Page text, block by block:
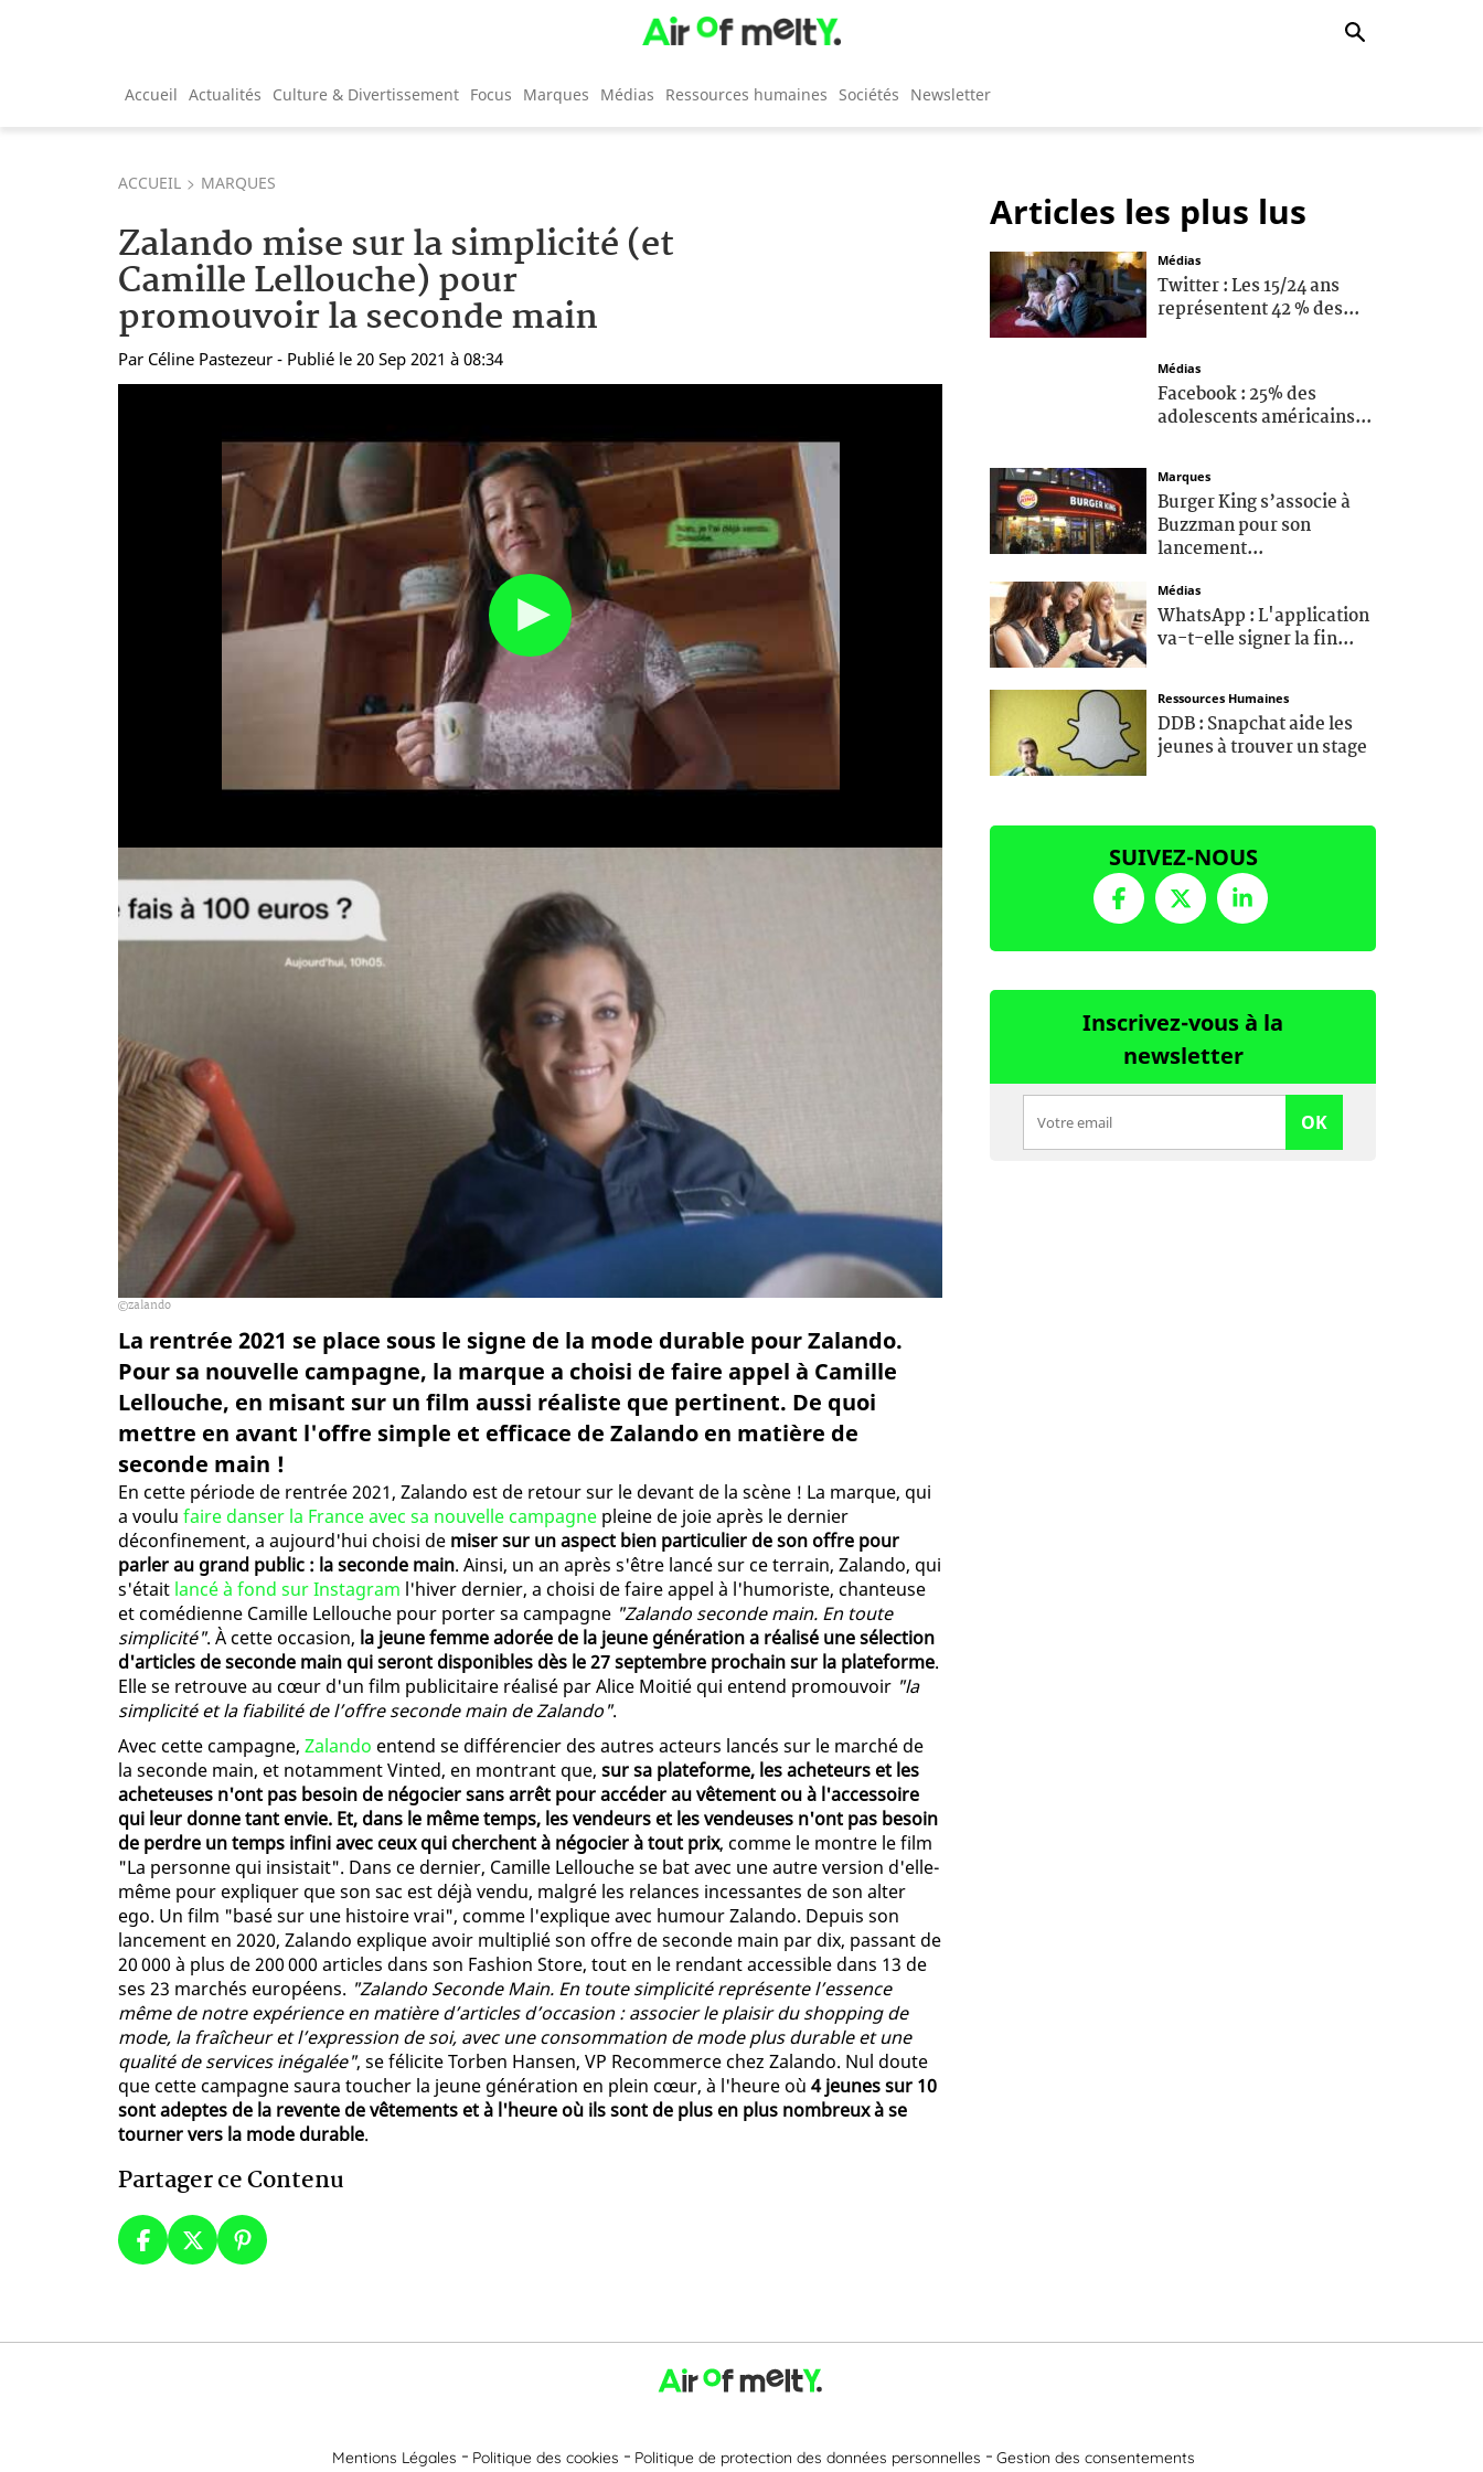
Accueil Actualités Culture & Divertissement Focus Marques Médias Ressources humaines Sociétés Newsletter
ACCUEIL MARQUES
Zalando mise sur la simplicité (et
Camille Lellouche) pour
promouvoir la seconde main
Par Céline Pastezeur - Publié le 20 Sep 2021 à 08:34
zalando
La rentrée 2021 se place sous le signe de la mode durable pour Zalando.
Pour sa nouvelle campagne, la marque a choisi de faire appel à Camille
Lellouche, en misant sur un film aussi réaliste que pertinent. De quoi
mettre en avant l'offre simple et efficace de Zalando en matière de
seconde main !
En cette période de rentrée 2021, Zalando est de retour sur le devant de la scène ! La marque, qui
a voulu faire danser la France avec sa nouvelle campagne pleine de joie après le dernier
déconfinement, a aujourd'hui choisi de miser sur un aspect bien particulier de son offre pour
parler au grand public : la seconde main. Ainsi, un an après s'être lancé sur ce terrain, Zalando, qui
s'était lancé à fond sur Instagram l'hiver dernier, a choisi de faire appel à l'humoriste, chanteuse
et comédienne Camille Lellouche pour porter sa campagne "Zalando seconde main. En toute
simplicité". À cette occasion, la jeune femme adorée de la jeune génération a réalisé une sélection
d'articles de seconde main qui seront disponibles dès le 27 septembre prochain sur la plateforme.
Elle se retrouve au cœur d'un film publicitaire réalisé par Alice Moitié qui entend promouvoir "la
simplicité et la fiabilité de l’offre seconde main de Zalando".
Avec cette campagne, Zalando entend se différencier des autres acteurs lancés sur le marché de
la seconde main, et notamment Vinted, en montrant que, sur sa plateforme, les acheteurs et les
acheteuses n'ont pas besoin de négocier sans arrêt pour accéder au vêtement ou à l'accessoire
qui leur donne tant envie. Et, dans le même temps, les vendeurs et les vendeuses n'ont pas besoin
de perdre un temps infini avec ceux qui cherchent à négocier à tout prix, comme le montre le film
"La personne qui insistait". Dans ce dernier, Camille Lellouche se bat avec une autre version d'elle-
même pour expliquer que son sac est déjà vendu, malgré les relances incessantes de son alter
ego. Un film "basé sur une histoire vrai", comme l'explique avec humour Zalando. Depuis son
lancement en 2020, Zalando explique avoir multiplié son offre de seconde main par dix, passant de
20 000 à plus de 200 000 articles dans son Fashion Store, tout en le rendant accessible dans 13 de
ses 23 marchés européens. "Zalando Seconde Main. En toute simplicité représente l’essence
même de notre expérience en matière d’articles d’occasion : associer le plaisir du shopping de
mode, la fraîcheur et l’expression de soi, avec une consommation de mode plus durable et une
qualité de services inégalée", se félicite Torben Hansen, VP Recommerce chez Zalando. Nul doute
que cette campagne saura toucher la jeune génération en plein cœur, à l'heure où 4 jeunes sur 10
sont adeptes de la revente de vêtements et à l'heure où ils sont de plus en plus nombreux à se
tourner vers la mode durable.
Partager ce Contenu
Articles les plus lus
Médias
Twitter : Les 15/24 ans
représentent 42 % des...
Médias
Facebook : 25% des
adolescents américains...
Marques
Burger King s’associe à
Buzzman pour son
lancement...
Médias
WhatsApp : L'application
va-t-elle signer la fin...
Ressources Humaines
DDB : Snapchat aide les
jeunes à trouver un stage
SUIVEZ-NOUS
Inscrivez-vous à la
newsletter
OK
Mentions Légales Politique des cookies Politique de protection des données personnelles Gestion des consentements